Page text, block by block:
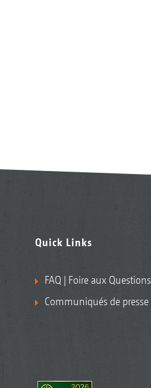
Quick Links
FAQ | Foire aux Questions
Communiqués de presse